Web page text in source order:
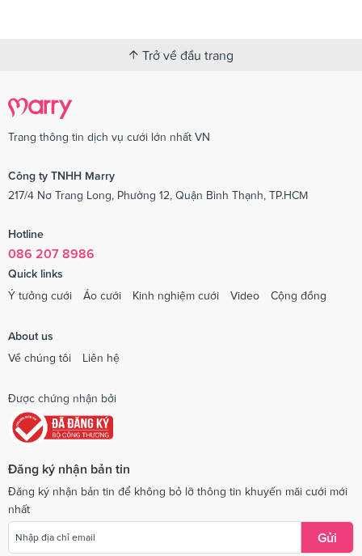
Trở về đầu trang
Trang thông tin dịch vụ cưới lớn nhất VN
Công ty TNHH Marry
217/4 Nơ Trang Long, Phường 12, Quận Bình Thạnh, TP.HCM
Hotline
086 207 8986
Quick links
Ý tưởng cưới
Áo cưới Kinh nghiệm cưới Video Cộng đồng
About us
Về chúng tôi
Liên hệ
Được chứng nhận bởi
Đăng ký nhận bản tin
Đăng ký nhận bản tin để không bỏ lỡ thông tin khuyến mãi cưới mới
nhất
Gửi